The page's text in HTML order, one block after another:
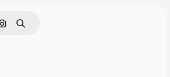
Поиск по изображению
Поиск